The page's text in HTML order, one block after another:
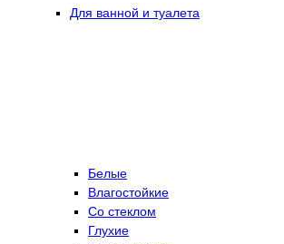
Для ванной и туалета
Белые
Влагостойкие
Со стеклом
Глухие